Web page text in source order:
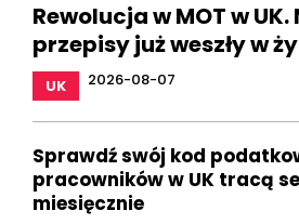
Rewolucja w MOT w UK.
przepisy już weszły w
UK 2026-08-07
Sprawdź swój kod
pracowników w UK tracą
miesięcznie